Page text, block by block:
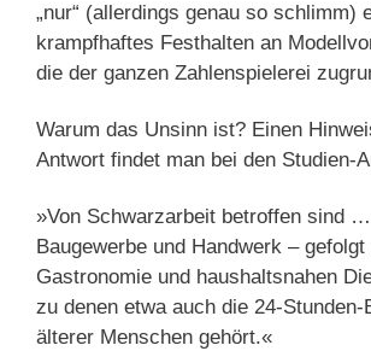
„nur“ (allerdings genau so schlimm)
krampfhaftes Festhalten an
die der ganzen Zahlenspielerei
Warum das Unsinn ist? Einen
Antwort findet man bei den Studien-
»Von Schwarzarbeit betroffen sind
Baugewerbe und Handwerk – gefolgt
Gastronomie und haushaltsnahen
zu denen etwa auch die 24-Stunden-
älterer Menschen gehört.«